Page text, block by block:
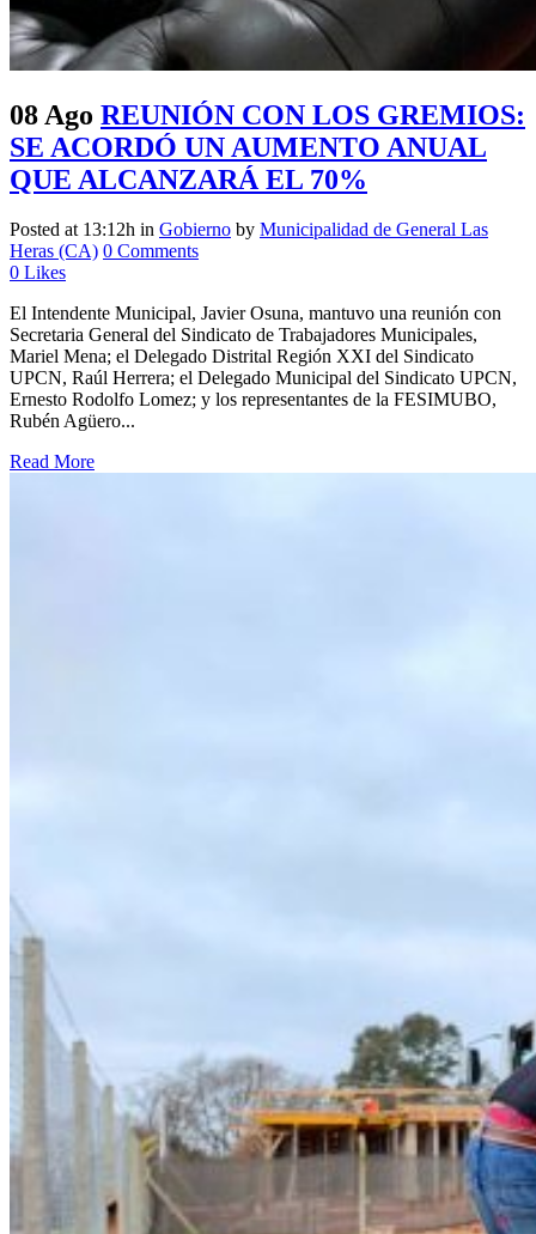
08 Ago REUNIÓN CON LOS GREMIOS:
SE ACORDÓ UN AUMENTO ANUAL
QUE ALCANZARÁ EL 70%
Posted at 13:12h in Gobierno by Municipalidad de General Las
Heras (CA) 0 Comments
0 Likes
El Intendente Municipal, Javier Osuna, mantuvo una reunión con
Secretaria General del Sindicato de Trabajadores Municipales,
Mariel Mena; el Delegado Distrital Región XXI del Sindicato
UPCN, Raúl Herrera; el Delegado Municipal del Sindicato UPCN,
Ernesto Rodolfo Lomez; y los representantes de la FESIMUBO,
Rubén Agüero...
Read More